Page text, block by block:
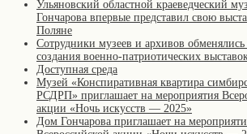
Ульяновский областной краеведческий
Гончарова впервые представил свою
Поляне
Сотрудники музеев и архивов
создания военно-патриотических
Доступная среда
Музей «Конспиративная квартира
РСДРП» приглашает на мероприятия
акции «Ночь искусств — 2025»
Дом Гончарова приглашает на